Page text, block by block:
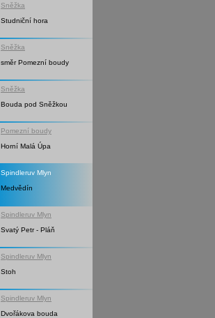
Sněžka
Studniční hora
Sněžka
směr Pomezní boudy
Sněžka
Bouda pod Sněžkou
Pomezní boudy
Horní Malá Úpa
Spindleruv Mlyn
Medvědín
Spindleruv Mlyn
Svatý Petr - Pláň
Spindleruv Mlyn
Stoh
Spindleruv Mlyn
Dvořákova bouda